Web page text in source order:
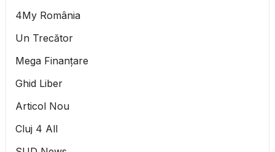
4My România
Un Trecător
Mega Finanțare
Ghid Liber
Articol Nou
Cluj 4 All